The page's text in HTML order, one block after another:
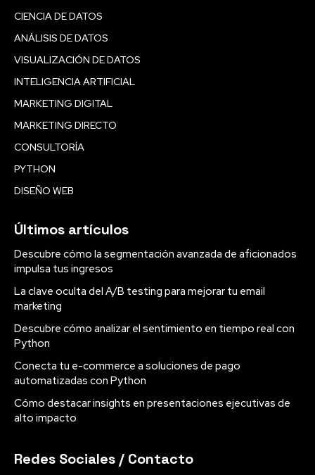
CIENCIA DE DATOS
ANÁLISIS DE DATOS
VISUALIZACIÓN DE DATOS
INTELIGENCIA ARTIFICIAL
MARKETING DIGITAL
MARKETING DIRECTO
CONSULTORÍA
PYTHON
DISEÑO WEB
Últimos artículos
Descubre cómo la segmentación avanzada de aficionados
impulsa tus ingresos
La clave oculta del A/B testing para mejorar tu email
marketing
Descubre cómo analizar el sentimiento en tiempo real con
Python
Conecta tu e-commerce a soluciones de pago
automatizadas con Python
Cómo destacar insights en presentaciones ejecutivas de
alto impacto
Redes Sociales / Contacto